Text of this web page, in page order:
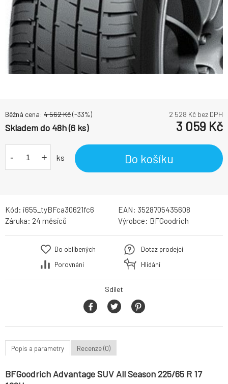
Běžná cena: 4 562Kč(-33%) 2 528 Kč bez DPH
Skladem do 48h (6 ks) 3 059 Kč
- + ks Do košíku
Kód: i655_tyBFca30621fc6 EAN: 3528705435608
Záruka: 24 měsíců Výrobce: BFGoodrich
Do oblíbených
Porovnání
Dotaz prodejci
Hlídání
Sdílet
Popis a parametry Recenze (0)
BFGoodrich Advantage SUV All Season 225/65 R 17